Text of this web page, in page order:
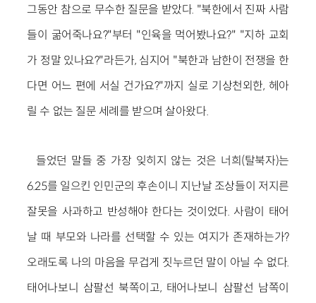
그동안 참으로 무수한 질문을 받았다. "북한에서 진짜 사람
들이 굶어죽나요?"부터 "인육을 먹어봤나요?" "지하 교회
가 정말 있나요?"라든가, 심지어 "북한과 남한이 전쟁을 한
다면 어느 편에 서실 건가요?"까지 실로 기상천외한, 헤아
릴 수 없는 질문 세례를 받으며 살아왔다.
들었던 말들 중 가장 잊히지 않는 것은 너희(탈북자)는
6.25를 일으킨 인민군의 후손이니 지난날 조상들이 저지른
잘못을 사과하고 반성해야 한다는 것이었다. 사람이 태어
날 때 부모와 나라를 선택할 수 있는 여지가 존재하는가?
오래도록 나의 마음을 무겁게 짓누르던 말이 아닐 수 없다.
태어나보니 삼팔선 북쪽이고, 태어나보니 삼팔선 남쪽이